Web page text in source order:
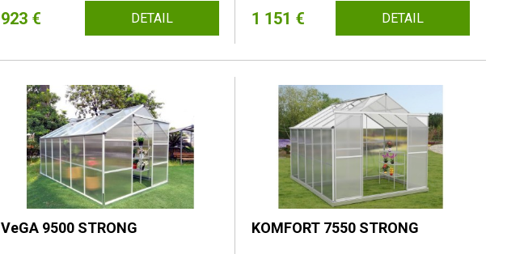
923 € DETAIL 1 151 € DETAIL
VeGA 9500 STRONG KOMFORT 7550 STRONG